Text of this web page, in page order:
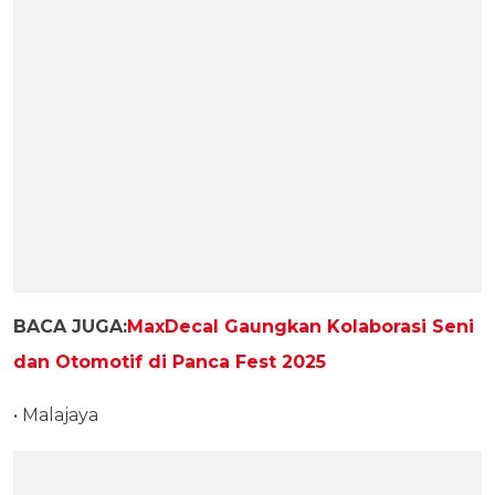
BACA JUGA:MaxDecal Gaungkan Kolaborasi Seni
dan Otomotif di Panca Fest 2025
• Malajaya